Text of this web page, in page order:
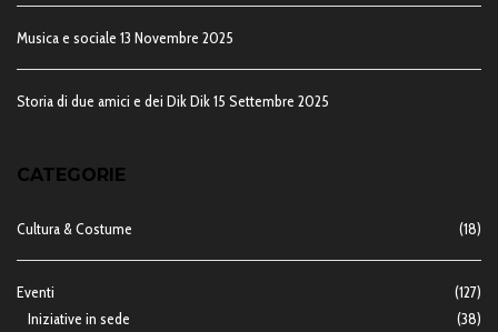
Musica e sociale 13 Novembre 2025
Storia di due amici e dei Dik Dik15 Settembre 2025
CATEGORIE
Cultura & Costume (18)
Eventi
(127)
Iniziative in sede
(38)